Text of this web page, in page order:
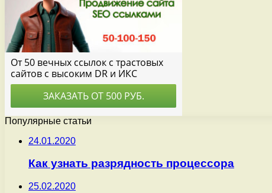
Популярные статьи
24.01.2020
Как узнать разрядность процессора
25.02.2020